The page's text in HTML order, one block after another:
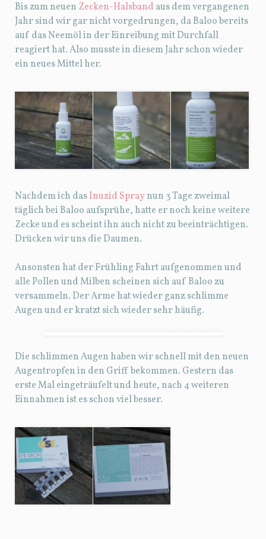
Bis zum neuen Zecken-Halsband aus dem vergangenen
Jahr sind wir gar nicht vorgedrungen, da Baloo bereits
auf das Neemöl in der Einreibung mit Durchfall
reagiert hat. Also musste in diesem Jahr schon wieder
ein neues Mittel her.
Nachdem ich dasInuzid Spraynun 3 Tage zweimal
täglich bei Baloo aufsprühe, hatte er noch keine weitere
Zecke und es scheint ihn auch nicht zu beeinträchtigen.
Drücken wir uns die Daumen.
Ansonsten hat der Frühling Fahrt aufgenommen und
alle Pollen und Milben scheinen sich auf Baloo zu
versammeln. Der Arme hat wieder ganz schlimme
Augen und er kratzt sich wieder sehr häufig.
Die schlimmen Augen haben wir schnell mit den neuen
Augentropfen in den Griff bekommen. Gestern das
erste Mal eingeträufelt und heute, nach 4 weiteren
Einnahmen ist es schon viel besser.